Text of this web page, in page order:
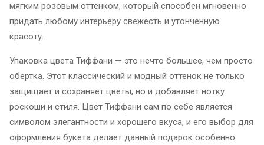
мягким розовым оттенком, который способен мгновенно
придать любому интерьеру свежесть и утонченную
красоту.
Упаковка цвета Тиффани — это нечто большее, чем просто
обертка. Этот классический и модный оттенок не только
защищает и сохраняет цветы, но и добавляет нотку
роскоши и стиля. Цвет Тиффани сам по себе является
символом элегантности и хорошего вкуса, и его выбор для
оформления букета делает данный подарок особенно